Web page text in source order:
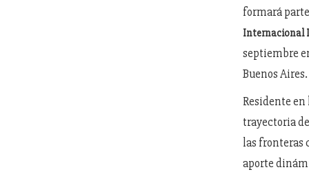
formará
Internacional
septiembre
Buenos Aires.
Residente
trayectoria
las fronteras
aporte